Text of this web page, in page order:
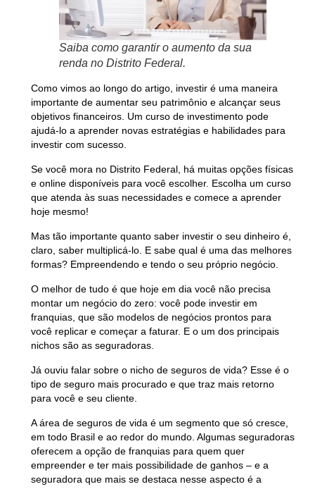
Saiba como garantir o aumento da sua
renda no Distrito Federal.
Como vimos ao longo do artigo, investir é uma maneira
importante de aumentar seu patrimônio e alcançar seus
objetivos financeiros. Um curso de investimento pode
ajudá-lo a aprender novas estratégias e habilidades para
investir com sucesso.
Se você mora no Distrito Federal, há muitas opções físicas
e online disponíveis para você escolher. Escolha um curso
que atenda às suas necessidades e comece a aprender
hoje mesmo!
Mas tão importante quanto saber investir o seu dinheiro é,
claro, saber multiplicá-lo. E sabe qual é uma das melhores
formas? Empreendendo e tendo o seu próprio negócio.
O melhor de tudo é que hoje em dia você não precisa
montar um negócio do zero: você pode investir em
franquias, que são modelos de negócios prontos para
você replicar e começar a faturar. E o um dos principais
nichos são as seguradoras.
Já ouviu falar sobre o nicho de seguros de vida? Esse é o
tipo de seguro mais procurado e que traz mais retorno
para você e seu cliente.
A área de seguros de vida é um segmento que só cresce,
em todo Brasil e ao redor do mundo. Algumas seguradoras
oferecem a opção de franquias para quem quer
empreender e ter mais possibilidade de ganhos – e a
seguradora que mais se destaca nesse aspecto é a